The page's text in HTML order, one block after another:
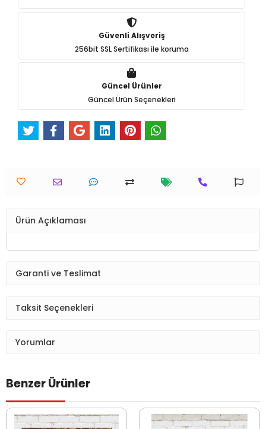
Güvenli Alışveriş
256bit SSL Sertifikası ile koruma
Güncel Ürünler
Güncel Ürün Seçenekleri
Ürün Açıklaması
Garanti ve Teslimat
Taksit Seçenekleri
Yorumlar
Benzer Ürünler